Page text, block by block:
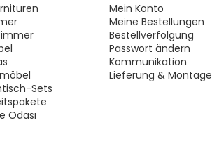
Sets
Odası
Mein Konto
Meine Bestellungen
Bestellverfolgung
Passwort ändern
Kommunikation
Lieferung & Montage